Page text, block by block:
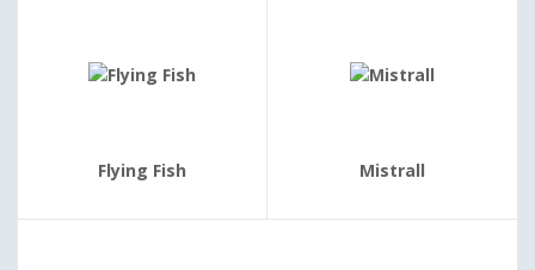
Flying Fish Mistrall